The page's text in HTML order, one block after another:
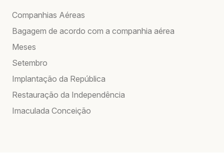
Companhias Aéreas
Bagagem de acordo com a companhia aérea
Meses
Setembro
Implantação da República
Restauração da Independência
Imaculada Conceição